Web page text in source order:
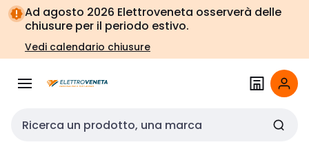
Vai alla
navigazione
Vai
alla
pagina
Ad agosto 2026 Elettroveneta osserverà delle
chiusure per il periodo estivo.
Vedi calendario chiusure
Cerca input